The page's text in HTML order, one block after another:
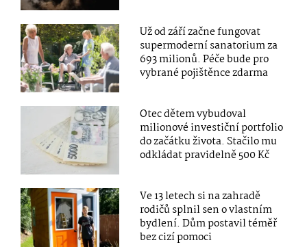
Už od září začne fungovat
supermoderní sanatorium za
693 milionů. Péče bude pro
vybrané pojištěnce zdarma
Otec dětem vybudoval
milionové investiční portfolio
do začátku života. Stačilo mu
odkládat pravidelně 500 Kč
Ve 13 letech si na zahradě
rodičů splnil sen o vlastním
bydlení. Dům postavil téměř
bez cizí pomoci